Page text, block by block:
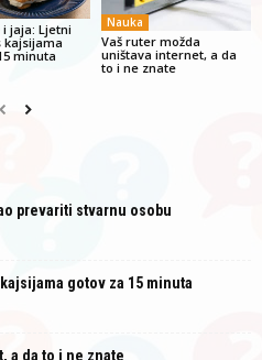
jaja: Ljetni
kajsijama
minuta
Nauka
Vaš ruter možda
uništava internet, a da
to i ne znate
prevariti stvarnu osobu
gotov za 15 minuta
a da to i ne znate